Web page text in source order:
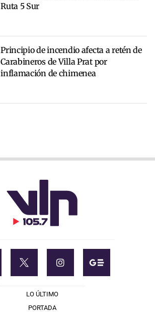
Ruta 5 Sur
Principio de incendio afecta a retén de
Carabineros de Villa Prat por
inflamación de chimenea
LO ÚLTIMO
PORTADA